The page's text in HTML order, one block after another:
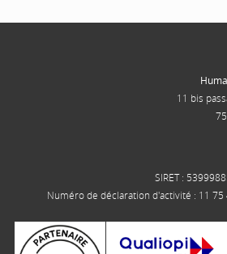
11 bis
SIRET :
Numéro de déclaration d'activité : 11 75